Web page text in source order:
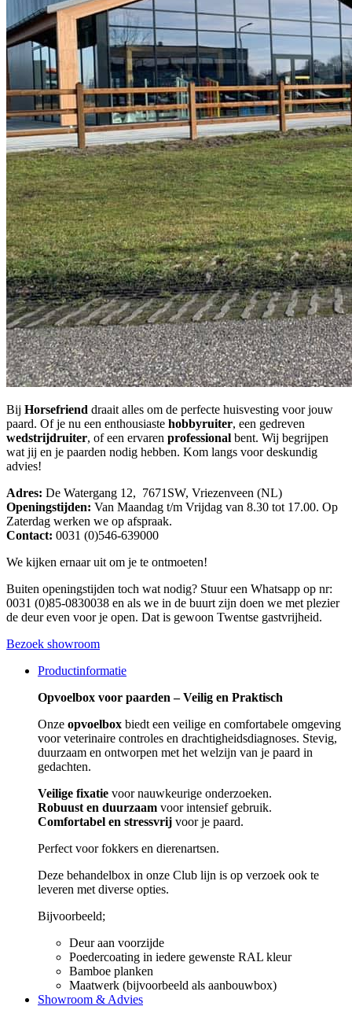
Bij Horsefriend draait alles om de perfecte huisvesting voor jouw
paard. Of je nu een enthousiaste hobbyruiter, een gedreven
wedstrijdruiter, of een ervaren professional bent. Wij begrijpen
wat jij en je paarden nodig hebben. Kom langs voor deskundig
advies!
Adres: De Watergang 12, 7671SW, Vriezenveen (NL)
Openingstijden: Van Maandag t/m Vrijdag van 8.30 tot 17.00. Op
Zaterdag werken we op afspraak.
Contact: 0031 (0)546-639000
We kijken ernaar uit om je te ontmoeten!
Buiten openingstijden toch wat nodig? Stuur een Whatsapp op nr:
0031 (0)85-0830038 en als we in de buurt zijn doen we met plezier
de deur even voor je open. Dat is gewoon Twentse gastvrijheid.
Bezoek showroom
Productinformatie
Opvoelbox voor paarden – Veilig en Praktisch
Onze opvoelbox biedt een veilige en comfortabele omgeving
voor veterinaire controles en drachtigheidsdiagnoses. Stevig,
duurzaam en ontworpen met het welzijn van je paard in
gedachten.
Veilige fixatie voor nauwkeurige onderzoeken.
Robuust en duurzaam voor intensief gebruik.
Comfortabel en stressvrij voor je paard.
Perfect voor fokkers en dierenartsen.
Deze behandelbox in onze Club lijn is op verzoek ook te
leveren met diverse opties.
Bijvoorbeeld;
Deur aan voorzijde
Poedercoating in iedere gewenste RAL kleur
Bamboe planken
Maatwerk (bijvoorbeeld als aanbouwbox)
Showroom & Advies